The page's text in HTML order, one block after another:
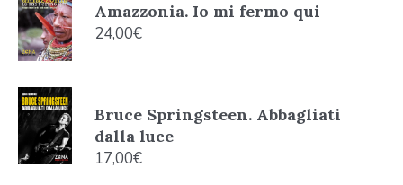
Amazzonia. Io mi fermo qui
24,00€
Bruce Springsteen. Abbagliati
dalla luce
17,00€